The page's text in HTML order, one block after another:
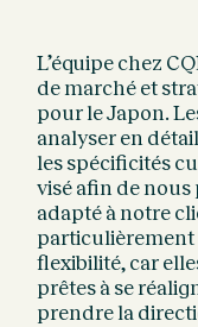
L’équipe chez
de marché et
pour le Japon.
analyser en
les spécificités
visé afin de
adapté à notre
particulièrement
flexibilité, car
prêtes à se
prendre la